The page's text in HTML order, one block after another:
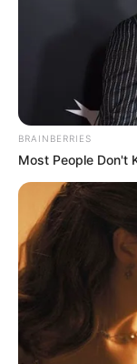
BRAINBERRIES
Most People Don't